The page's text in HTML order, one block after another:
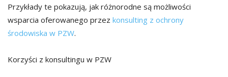
Przykłady te pokazują, jak różnorodne są możliwości
wsparcia oferowanego przez konsulting z ochrony
środowiska w PZW.
Korzyści z konsultingu w PZW